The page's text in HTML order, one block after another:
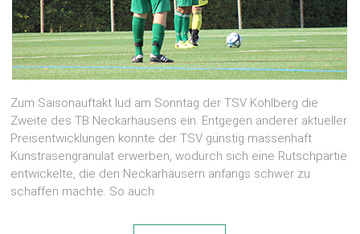
Zum Saisonauftakt lud am Sonntag der TSV Kohlberg die
Zweite des TB Neckarhausens ein. Entgegen anderer aktueller
Preisentwicklungen konnte der TSV günstig massenhaft
Kunstrasengranulat erwerben, wodurch sich eine Rutschpartie
entwickelte, die den Neckarhäusern anfangs schwer zu
schaffen machte. So auch